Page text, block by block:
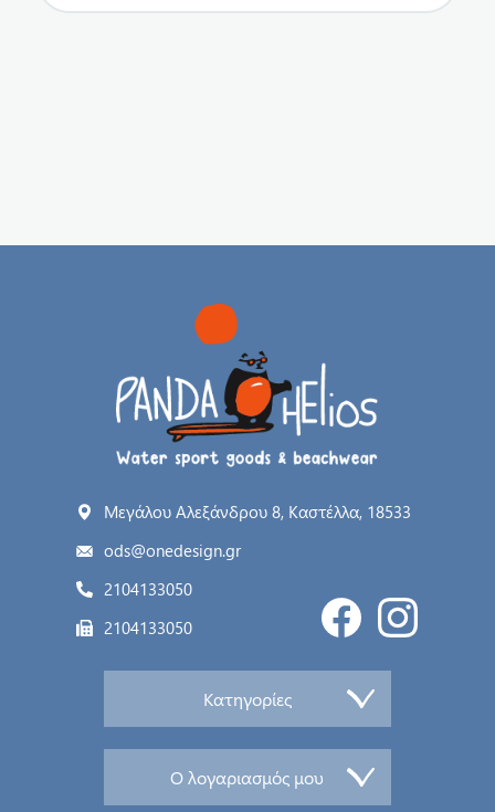
Μεγάλου Αλεξάνδρου 8, Καστέλλα, 18533
ods@onedesign.gr
2104133050
2104133050
Κατηγορίες
Ο λογαριασμός μου